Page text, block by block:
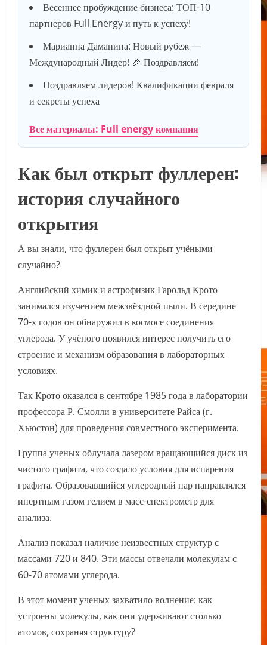
Весеннее пробуждение бизнеса: ТОП-10
партнеров Full Energy и путь к успеху!
Марианна Даманина: Новый рубеж —
Международный Лидер! 🎉 Поздравляем!
Поздравляем лидеров! Квалификации февраля
и секреты успеха
Все материалы: Full energy компания
Как был открыт фуллерен:
история случайного
открытия
А вы знали, что фуллерен был открыт учёными
случайно?
Английский химик и астрофизик Гарольд Крото
занимался изучением межзвёздной пыли. В середине
70-х годов он обнаружил в космосе соединения
углерода. У учёного появился интерес получить его
строение и механизм образования в лабораторных
условиях.
Так Крото оказался в сентябре 1985 года в лаборатории
профессора Р. Смолли в университете Райса (г.
Хьюстон) для проведения совместного эксперимента.
Группа ученых облучала лазером вращающийся диск из
чистого графита, что создало условия для испарения
графита. Образовавшийся углеродный пар направлялся
инертным газом гелием в масс-спектрометр для
анализа.
Анализ показал наличие неизвестных структур с
массами 720 и 840. Эти массы отвечали молекулам с
60-70 атомами углерода.
В этот момент ученых захватило волнение: как
устроены молекулы, как они удерживают столько
атомов, сохраняя структуру?